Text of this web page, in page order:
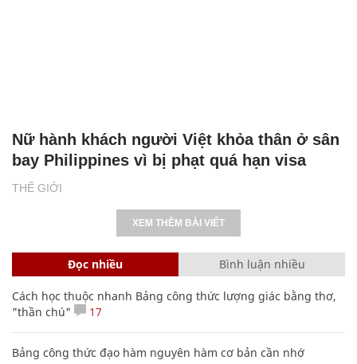
THẾ GIỚI
Nữ hành khách người Việt khỏa thân ở sân
bay Philippines vì bị phạt quá hạn visa
XEM THÊM BÀI VIẾT
Đọc nhiều Bình luận nhiều
Cách học thuộc nhanh Bảng công thức lượng giác bằng thơ,
"thần chú"
17
Bảng công thức đạo hàm nguyên hàm cơ bản cần nhớ